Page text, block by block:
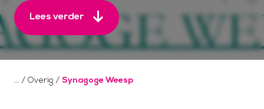
e
n
t
Lees verder
/ Overig / Synagoge Weesp